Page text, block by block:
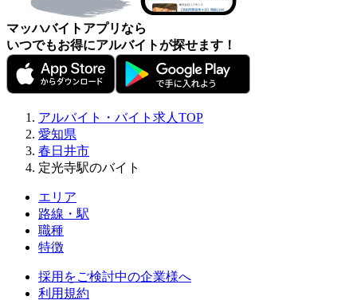
マッハバイトアプリなら
いつでもお得にアルバイトが探せます！
アルバイト・バイト求人TOP
愛知県
春日井市
定光寺駅のバイト
エリア
路線・駅
職種
特徴
採用をご検討中の企業様へ
利用規約